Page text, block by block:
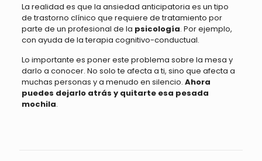
La realidad es que la ansiedad anticipatoria es un tipo
de trastorno clínico que requiere de tratamiento por
parte de un profesional de la psicología. Por ejemplo,
con ayuda de la terapia cognitivo-conductual.
Lo importante es poner este problema sobre la mesa y
darlo a conocer. No solo te afecta a ti, sino que afecta a
muchas personas y a menudo en silencio. Ahora
puedes dejarlo atrás y quitarte esa pesada
mochila.